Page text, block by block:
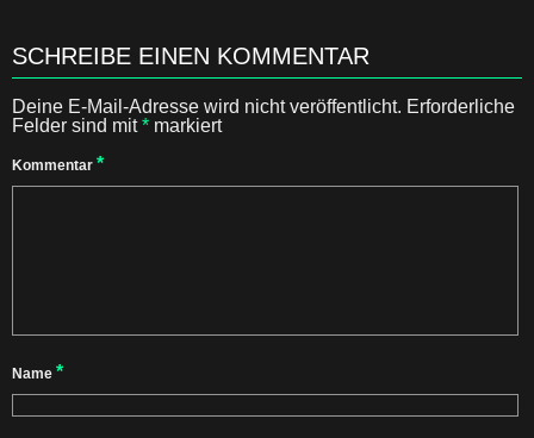
SCHREIBE EINEN KOMMENTAR
Deine E-Mail-Adresse wird nicht veröffentlicht. Erforderliche
Felder sind mit* markiert
Kommentar *
Name *